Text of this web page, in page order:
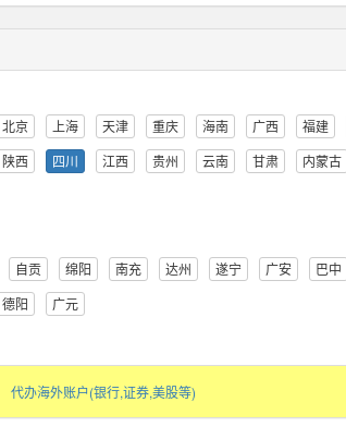
北京 上海 天津 重庆 海南 广西 福建
陕西 四川 江西 贵州 云南 甘肃 内蒙古
自贡 绵阳 南充 达州 遂宁 广安 巴中
德阳 广元
代办海外账户(银行,证券,美股等)